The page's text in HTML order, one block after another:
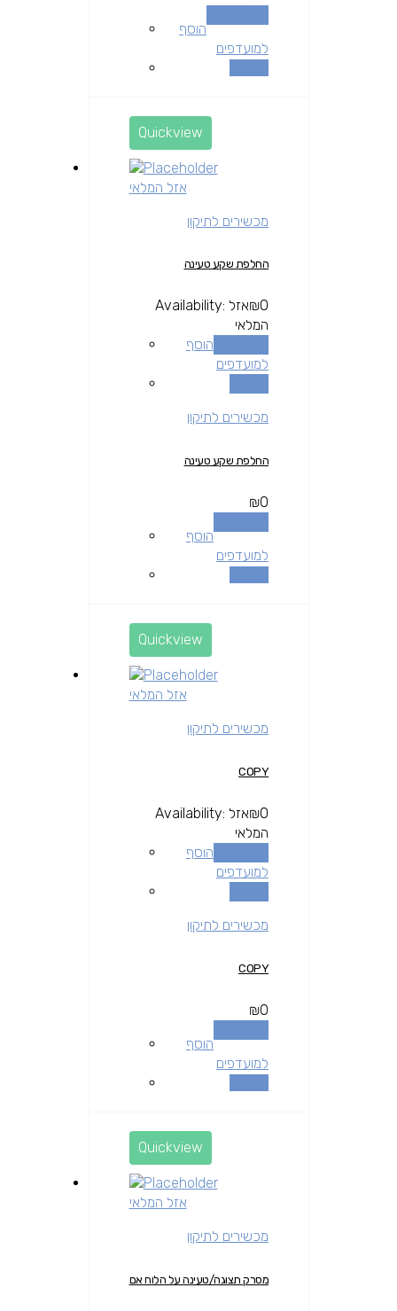
הוסף
למועדפים
Quickview
אזל המלאי
מכשירים לתיקון
החלפת שקע טעינה
₪0
Availability: אזל
המלאי
הוסף
למועדפים
מכשירים לתיקון
החלפת שקע טעינה
₪0
הוסף
למועדפים
Quickview
אזל המלאי
מכשירים לתיקון
COPY
₪0
Availability: אזל
המלאי
הוסף
למועדפים
מכשירים לתיקון
COPY
₪0
הוסף
למועדפים
Quickview
אזל המלאי
מכשירים לתיקון
מסרק תצוגה/טעינה על הלוח אם